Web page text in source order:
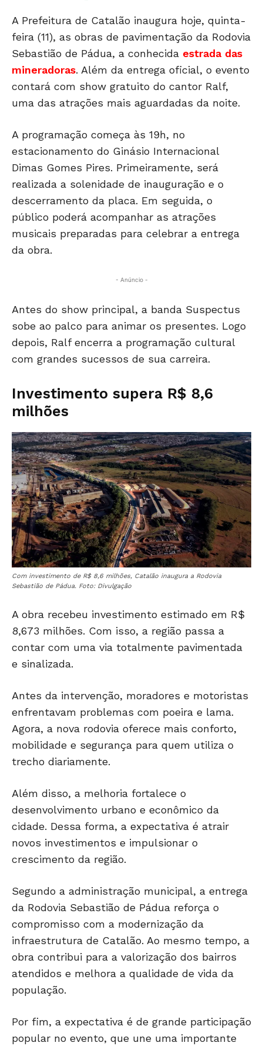
A Prefeitura de Catalão inaugura hoje, quinta-
feira (11), as obras de pavimentação da Rodovia
Sebastião de Pádua, a conhecida estrada das
mineradoras. Além da entrega oficial, o evento
contará com show gratuito do cantor Ralf,
uma das atrações mais aguardadas da noite.
A programação começa às 19h, no
estacionamento do Ginásio Internacional
Dimas Gomes Pires. Primeiramente, será
realizada a solenidade de inauguração e o
descerramento da placa. Em seguida, o
público poderá acompanhar as atrações
musicais preparadas para celebrar a entrega
da obra.
- Anúncio -
Antes do show principal, a banda Suspectus
sobe ao palco para animar os presentes. Logo
depois, Ralf encerra a programação cultural
com grandes sucessos de sua carreira.
Investimento supera R$ 8,6
milhões
Com investimento de R$ 8,6 milhões, Catalão inaugura a Rodovia
Sebastião de Pádua. Foto: Divulgação
A obra recebeu investimento estimado em R$
8,673 milhões. Com isso, a região passa a
contar com uma via totalmente pavimentada
e sinalizada.
Antes da intervenção, moradores e motoristas
enfrentavam problemas com poeira e lama.
Agora, a nova rodovia oferece mais conforto,
mobilidade e segurança para quem utiliza o
trecho diariamente.
Além disso, a melhoria fortalece o
desenvolvimento urbano e econômico da
cidade. Dessa forma, a expectativa é atrair
novos investimentos e impulsionar o
crescimento da região.
Segundo a administração municipal, a entrega
da Rodovia Sebastião de Pádua reforça o
compromisso com a modernização da
infraestrutura de Catalão. Ao mesmo tempo, a
obra contribui para a valorização dos bairros
atendidos e melhora a qualidade de vida da
população.
Por fim, a expectativa é de grande participação
popular no evento, que une uma importante